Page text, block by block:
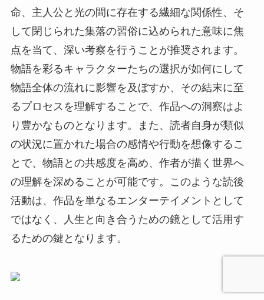
命、主人公と光の間に存在する繊細な関係性、そ
して閉じられた集落の習俗に込められた意味に焦
点を当て、深い考察を行うことが推奨されます。
物語を彩るキャラクターたちの選択が如何にして
物語全体の流れに影響を及ぼすか、その結末に至
るプロセスを理解することで、作品への洞察はよ
り豊かなものとなります。また、読者自身が類似
の状況に置かれた場合の感情や行動を想像するこ
とで、物語との共感度を高め、作者が描く世界へ
の理解を深めることが可能です。このような読後
活動は、作品を単なるエンターテイメントとして
ではなく、人生と向き合うための鏡として活用す
るための鍵となります。